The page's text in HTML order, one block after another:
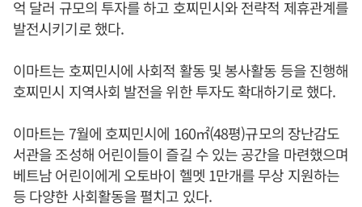
억 달러 규모의 투자를 하고 호찌민시와 전략적 제휴관계를
발전시키기로 했다.
이마트는 호찌민시에 사회적 활동 및 봉사활동 등을 진행해
호찌민시 지역사회 발전을 위한 투자도 확대하기로 했다.
이마트는 7월에 호찌민시에 160㎡(48평)규모의 장난감도
서관을 조성해 어린이들이 즐길 수 있는 공간을 마련했으며
베트남 어린이에게 오토바이 헬멧 1만개를 무상 지원하는
등 다양한 사회활동을 펼치고 있다.